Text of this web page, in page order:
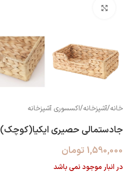
خانه/آشپزخانه/اکسسوری آشپزخانه
جادستمالی حصیری ایکیا(کوچک)
1,590,000 تومان
در انبار موجود نمی باشد